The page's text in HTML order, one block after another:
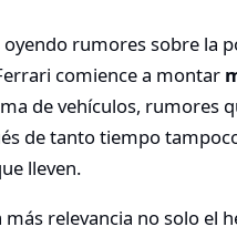
rumores sobre la
comience a montar
de vehículos, rumores
de tanto tiempo
lleven.
relevancia no solo el